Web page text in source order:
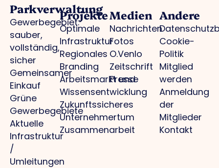
Parkverwaltung
Gewerbegebiet:
sauber,
vollständig,
sicher
Gemeinsamer
Einkauf
Grüne
Gewerbegebiete
Aktuelle
Infrastruktur
/
Umleitungen
Projekte
Optimale
Infrastruktur
Regionales
Branding
Arbeitsmarkt und
Wissensentwicklung
Zukunftssicheres
Unternehmertum
Zusammenarbeit
Medien
Nachrichten
Fotos
O.Venlo
Zeitschrift
Presse
Andere
Cookie-
Politik
Mitglied
werden
Anmeldung
der
Mitglieder
Kontakt